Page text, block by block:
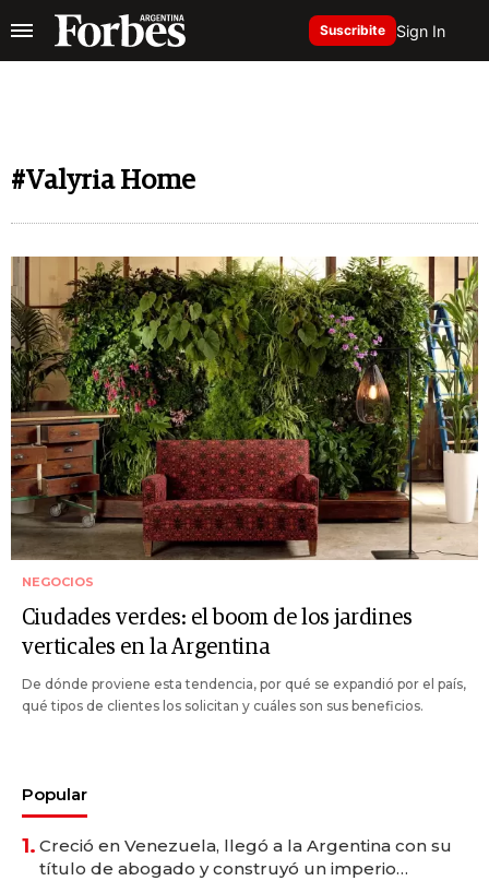
Suscribite Sign In
#Valyria Home
NEGOCIOS
Ciudades verdes: el boom de los jardines
verticales en la Argentina
De dónde proviene esta tendencia, por qué se expandió por el país,
qué tipos de clientes los solicitan y cuáles son sus beneficios.
Popular
1. Creció en Venezuela, llegó a la Argentina con su
título de abogado y construyó un imperio